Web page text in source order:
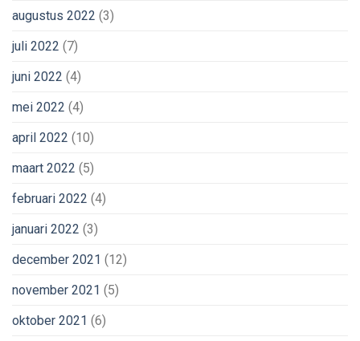
augustus 2022 (3)
juli 2022 (7)
juni 2022 (4)
mei 2022 (4)
april 2022 (10)
maart 2022 (5)
februari 2022 (4)
januari 2022 (3)
december 2021 (12)
november 2021 (5)
oktober 2021 (6)